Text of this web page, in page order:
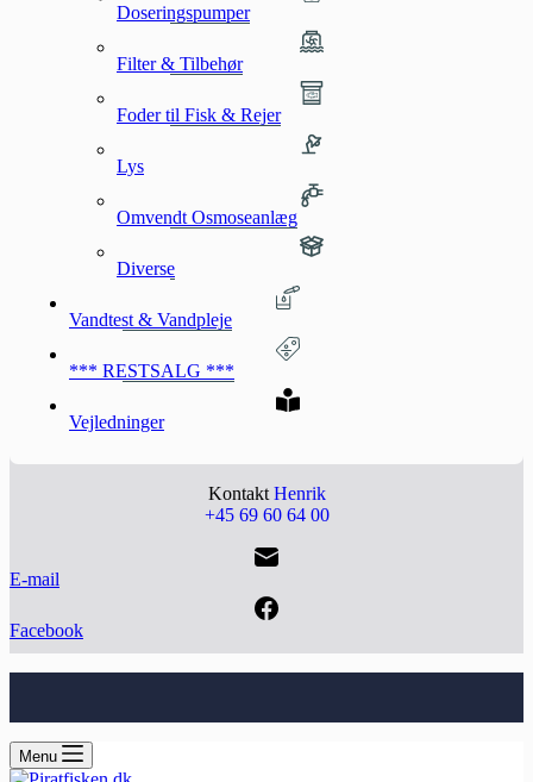
Doseringspumper
Filter & Tilbehør
Foder til Fisk & Rejer
Lys
Omvendt Osmoseanlæg
Diverse
Vandtest & Vandpleje
*** RESTSALG ***
Vejledninger
Kontakt Henrik
+45 69 60 64 00
E-mail
Facebook
Menu